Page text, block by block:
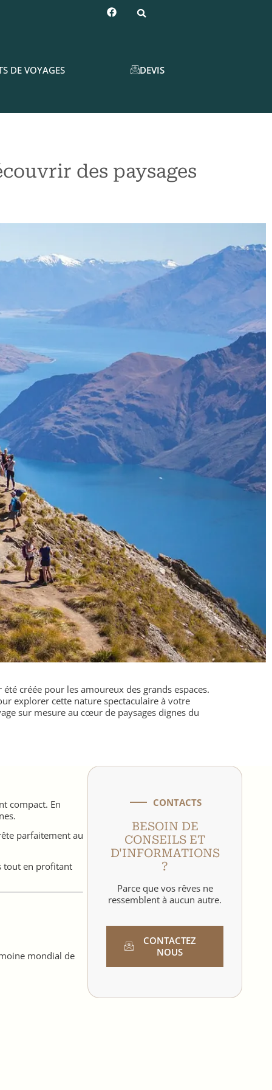
DE VOYAGES DEVIS
des paysages
créée pour les amoureux des grands espaces.
explorer cette nature spectaculaire à votre
sur mesure au cœur de paysages dignes du
compact. En
parfaitement au
tout en profitant
mondial de
CONTACTS
BESOIN DE
CONSEILS ET
D'INFORMATIONS
?
Parce que vos rêves ne
ressemblent à aucun autre.
CONTACTEZ
NOUS